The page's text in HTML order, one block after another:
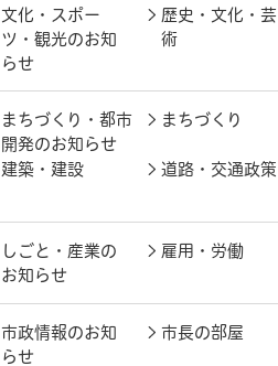
文化・スポー
ツ・観光のお知
らせ
歴史・文化・芸
術
まちづくり・都市
開発のお知らせ
まちづくり
建築・建設 道路・交通政策
しごと・産業の
お知らせ
雇用・労働
市政情報のお知
らせ
市長の部屋